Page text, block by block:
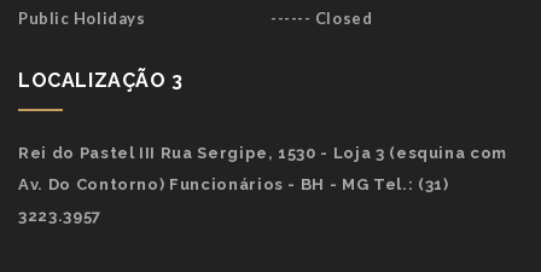
Public Holidays
------ Closed
LOCALIZAÇÃO 3
Rei do Pastel III Rua Sergipe, 1530 - Loja 3 (esquina com
Av. Do Contorno) Funcionários - BH - MG Tel.: (31)
3223.3957